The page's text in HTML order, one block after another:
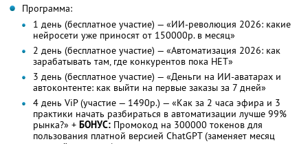
Программа:
1 день (бесплатное участие) — «ИИ-революция 2026: какие
нейросети уже приносят от 150000р. в месяц»
2 день (бесплатное участие) — «Автоматизация 2026: как
зарабатывать там, где конкурентов пока НЕТ»
3 день (бесплатное участие) — «Деньги на ИИ-аватарах и
автоконтенте: как выйти на первые заказы за 7 дней»
4 день ViP (участие — 1490р.) — «Как за 2 часа эфира и 3
практики начать разбираться в автоматизации лучше 99%
рынка?» + БОНУС: Промокод на 300000 токенов для
пользования платной версией ChatGPT (заменяет месяц